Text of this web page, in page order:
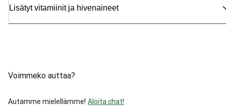
Lisätyt vitamiinit ja hivenaineet
Voimmeko auttaa?
Autamme mielellämme! Aloita chat!